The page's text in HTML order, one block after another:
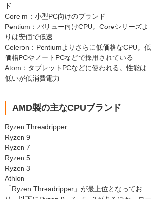
ド
Core m：小型PC向けのブランド
Pentium：バリュー向けCPU。Coreシリーズよ
りは安価で低速
Celeron：Pentiumよりさらに低価格なCPU。低
価格PCやノートPCなどで採用されている
Atom：タブレットPCなどに使われる。性能は
低いが低消費電力
AMD製の主なCPUブランド
Ryzen Threadripper
Ryzen 9
Ryzen 7
Ryzen 5
Ryzen 3
Athlon
「Ryzen Threadripper」が最上位となってお